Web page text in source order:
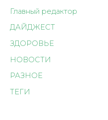
Главный редактор
ДАЙДЖЕСТ
ЗДОРОВЬЕ
НОВОСТИ
РАЗНОЕ
ТЕГИ